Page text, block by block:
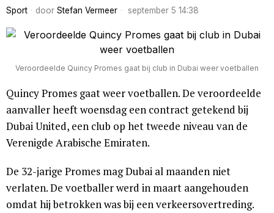
Sport door Stefan Vermeer september 5 14:38
Veroordeelde Quincy Promes gaat bij club in Dubai weer voetballen
Quincy Promes gaat weer voetballen. De veroordeelde
aanvaller heeft woensdag een contract getekend bij
Dubai United, een club op het tweede niveau van de
Verenigde Arabische Emiraten.
De 32-jarige Promes mag Dubai al maanden niet
verlaten. De voetballer werd in maart aangehouden
omdat hij betrokken was bij een verkeersovertreding.